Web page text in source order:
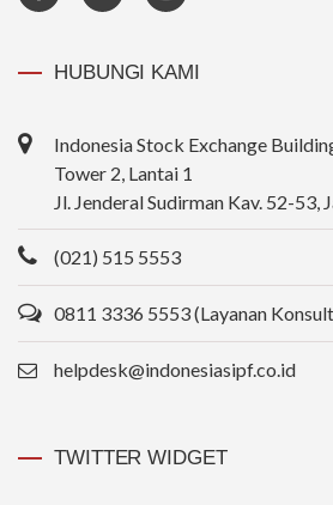
HUBUNGI KAMI
Indonesia Stock Exchange
Tower 2, Lantai 1
Jl. Jenderal Sudirman Kav. 52-53,
(021) 515 5553
0811 3336 5553 (Layanan
helpdesk@indonesiasipf.co.id
TWITTER WIDGET